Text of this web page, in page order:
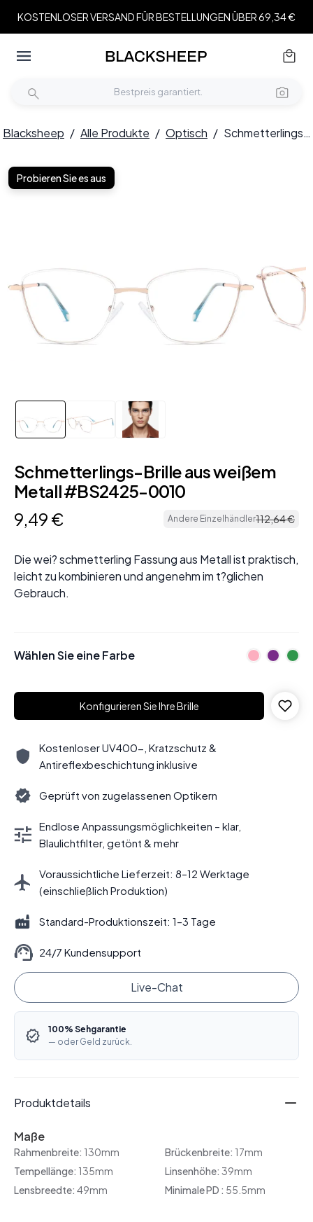
KOSTENLOSER VERSAND FÜR BESTELLUNGEN ÜBER 69,34 €
Blacksheep / Alle Produkte / Optisch / Schmetterlings-Brille aus weißem Metall #BS2425-0010
Probieren Sie es aus
Schmetterlings-Brille aus weißem
Metall #BS2425-0010
9,49 € Andere Einzelhändler112,64€
Die wei? schmetterling Fassung aus Metall ist praktisch,
leicht zu kombinieren und angenehm im t?glichen
Gebrauch.
Wählen Sie eine Farbe
Konfigurieren Sie Ihre Brille
Kostenloser UV400-, Kratzschutz &
Antireflexbeschichtung inklusive
Geprüft von zugelassenen Optikern
Endlose Anpassungsmöglichkeiten – klar,
Blaulichtfilter, getönt & mehr
Voraussichtliche Lieferzeit: 8–12 Werktage
(einschließlich Produktion)
Standard-Produktionszeit: 1–3 Tage
24/7 Kundensupport
Live-Chat
100% Sehgarantie
— oder Geld zurück.
Produktdetails
Maße
Rahmenbreite: 130mm Brückenbreite: 17mm
Tempellänge: 135mm Linsenhöhe: 39mm
Lensbreedte: 49mm Minimale PD : 55.5mm